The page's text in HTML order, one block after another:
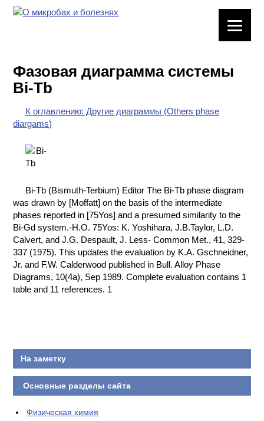
ХИМИЧЕСКАЯ
ПОСУДА
ВРЕДНЫЕ
ФАКТОРЫ
ХИМИЯ НА
ПРОИЗВОДСТВЕ
И ХИМИЧЕСКАЯ
ТЕХНОЛОГИЯ
КОНТАКТЫ
Фазовая диаграмма системы
Bi-Tb
К оглавлению: Другие диаграммы (Others phase
diargams)
Bi-Tb (Bismuth-Terbium) Editor The Bi-Tb phase diagram
was drawn by [Moffatt] on the basis of the intermediate
phases reported in [75Yos] and a presumed similarity to the
Bi-Gd system.-H.O. 75Yos: K. Yoshihara, J.B.Taylor, L.D.
Calvert, and J.G. Despault, J. Less- Common Met., 41, 329-
337 (1975). This updates the evaluation by K.A. Gschneidner,
Jr. and F.W. Calderwood published in Bull. Alloy Phase
Diagrams, 10(4a), Sep 1989. Complete evaluation contains 1
table and 11 references. 1
На заметку
Основные разделы сайта
Физическая химия